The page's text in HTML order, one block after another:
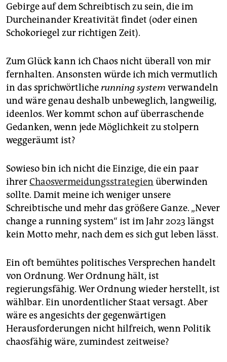
Gebirge auf dem Schreibtisch zu sein, die im
Durcheinander Kreativität findet (oder einen
Schokoriegel zur richtigen Zeit).
Zum Glück kann ich Chaos nicht überall von mir
fernhalten. Ansonsten würde ich mich vermutlich
in das sprichwörtliche running system verwandeln
und wäre genau deshalb unbeweglich, langweilig,
ideenlos. Wer kommt schon auf überraschende
Gedanken, wenn jede Möglichkeit zu stolpern
weggeräumt ist?
Sowieso bin ich nicht die Einzige, die ein paar
ihrerChaosvermeidungsstrategien überwinden
sollte. Damit meine ich weniger unsere
Schreibtische und mehr das größere Ganze. „Never
change a running system“ ist im Jahr 2023 längst
kein Motto mehr, nach dem es sich gut leben lässt.
Ein oft bemühtes politisches Versprechen handelt
von Ordnung. Wer Ordnung hält, ist
regierungsfähig. Wer Ordnung wieder herstellt, ist
wählbar. Ein unordentlicher Staat versagt. Aber
wäre es angesichts der gegenwärtigen
Herausforderungen nicht hilfreich, wenn Politik
chaosfähig wäre, zumindest zeitweise?